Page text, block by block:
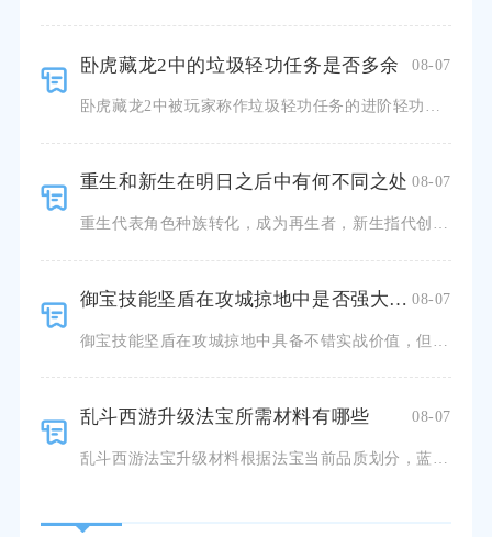
卧虎藏龙2中的垃圾轻功任务是否多余 08-07
重生和新生在明日之后中有何不同之处 08-07
御宝技能坚盾在攻城掠地中是否强大有效 08-07
乱斗西游升级法宝所需材料有哪些 08-07